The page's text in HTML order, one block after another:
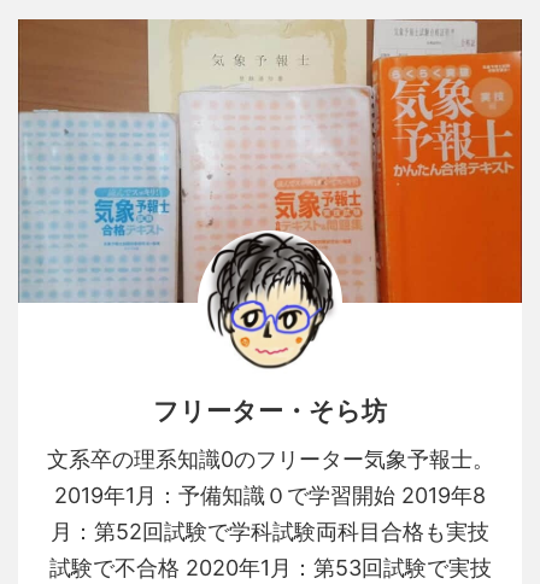
フリーター・そら坊
文系卒の理系知識0のフリーター気象予報士。
2019年1月：予備知識０で学習開始 2019年8
月：第52回試験で学科試験両科目合格も実技
試験で不合格 2020年1月：第53回試験で実技